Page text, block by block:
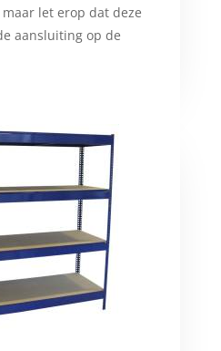
let erop dat deze
aansluiting op de